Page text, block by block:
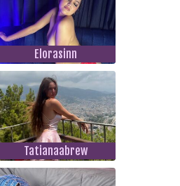
Elorasinn
Tatianaabrew